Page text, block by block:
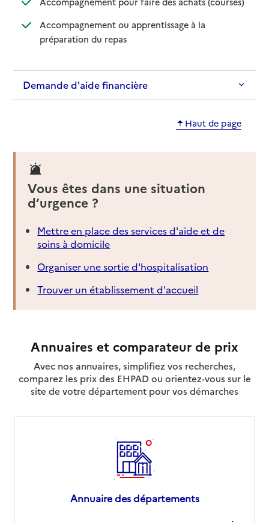
Accompagnement ou apprentissage à la
préparation du repas: disponible
: non disponible
Demande d'aide financière
Haut de page
Vous êtes dans une situation
d’urgence ?
Mettre en place des services d'aide et de
soins à domicile
Organiser une sortie d'hospitalisation
Trouver un établissement d'accueil
Annuaires et comparateur de prix
Avec nos annuaires, simplifiez vos recherches,
comparez les prix des EHPAD ou orientez-vous sur le
site de votre département pour vos démarches
Annuaire des départements